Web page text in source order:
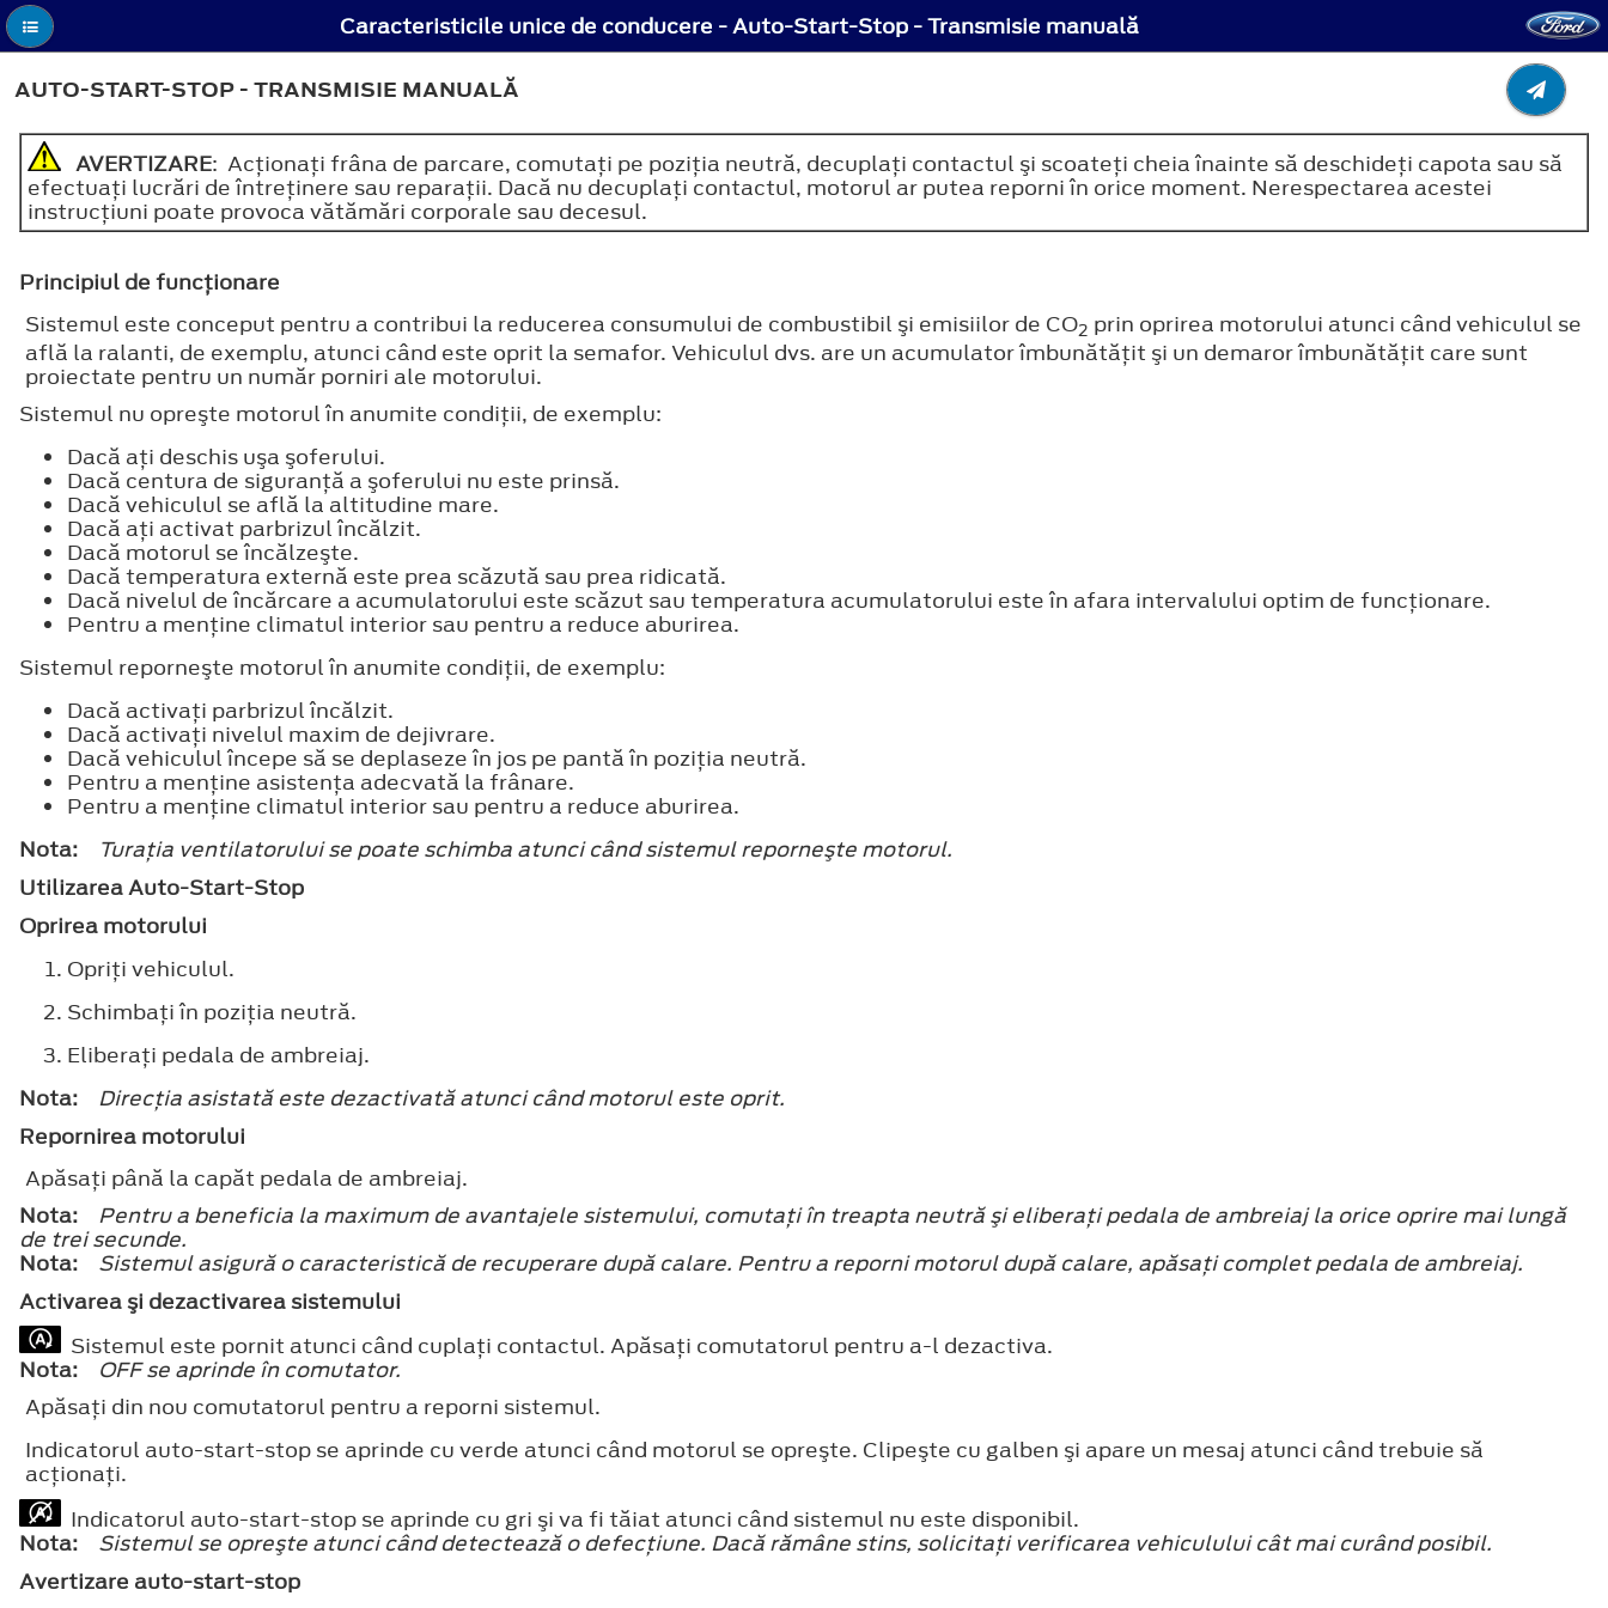
Caracteristicile unice de conducere - Auto-Start-Stop - Transmisie manuală
AUTO-START-STOP - TRANSMISIE MANUALĂ
AVERTIZARE: Acţionaţi frâna de parcare, comutaţi pe poziţia neutră, decuplaţi contactul şi scoateţi cheia înainte să deschideţi capota sau să
efectuaţi lucrări de întreţinere sau reparaţii. Dacă nu decuplaţi contactul, motorul ar putea reporni în orice moment. Nerespectarea acestei
instrucţiuni poate provoca vătămări corporale sau decesul.
Principiul de funcţionare
Sistemul este conceput pentru a contribui la reducerea consumului de combustibil şi emisiilor de CO2 prin oprirea motorului atunci când vehiculul se
află la ralanti, de exemplu, atunci când este oprit la semafor. Vehiculul dvs. are un acumulator îmbunătăţit şi un demaror îmbunătăţit care sunt
proiectate pentru un număr porniri ale motorului.
Sistemul nu opreşte motorul în anumite condiţii, de exemplu:
Dacă aţi deschis uşa şoferului.
Dacă centura de siguranţă a şoferului nu este prinsă.
Dacă vehiculul se află la altitudine mare.
Dacă aţi activat parbrizul încălzit.
Dacă motorul se încălzeşte.
Dacă temperatura externă este prea scăzută sau prea ridicată.
Dacă nivelul de încărcare a acumulatorului este scăzut sau temperatura acumulatorului este în afara intervalului optim de funcţionare.
Pentru a menţine climatul interior sau pentru a reduce aburirea.
Sistemul reporneşte motorul în anumite condiţii, de exemplu:
Dacă activaţi parbrizul încălzit.
Dacă activaţi nivelul maxim de dejivrare.
Dacă vehiculul începe să se deplaseze în jos pe pantă în poziţia neutră.
Pentru a menţine asistenţa adecvată la frânare.
Pentru a menţine climatul interior sau pentru a reduce aburirea.
Nota:
Turaţia ventilatorului se poate schimba atunci când sistemul reporneşte motorul.
Utilizarea Auto-Start-Stop
Oprirea motorului
Opriţi vehiculul.
Schimbaţi în poziţia neutră.
Eliberaţi pedala de ambreiaj.
Nota:
Direcţia asistată este dezactivată atunci când motorul este oprit.
Repornirea motorului
Apăsaţi până la capăt pedala de ambreiaj.
Nota:
Pentru a beneficia la maximum de avantajele sistemului, comutaţi în treapta neutră şi eliberaţi pedala de ambreiaj la orice oprire mai lungă
de trei secunde.
Nota:
Sistemul asigură o caracteristică de recuperare după calare. Pentru a reporni motorul după calare, apăsaţi complet pedala de ambreiaj.
Activarea şi dezactivarea sistemului
Sistemul este pornit atunci când cuplaţi contactul. Apăsaţi comutatorul pentru a-l dezactiva.
Nota:
OFFse aprinde în comutator.
Apăsaţi din nou comutatorul pentru a reporni sistemul.
Indicatorul auto-start-stop se aprinde cu verde atunci când motorul se opreşte. Clipeşte cu galben şi apare un mesaj atunci când trebuie să
acţionaţi.
Indicatorul auto-start-stop se aprinde cu gri şi va fi tăiat atunci când sistemul nu este disponibil.
Nota:
Sistemul se opreşte atunci când detectează o defecţiune. Dacă rămâne stins, solicitaţi verificarea vehiculului cât mai curând posibil.
Avertizare auto-start-stop